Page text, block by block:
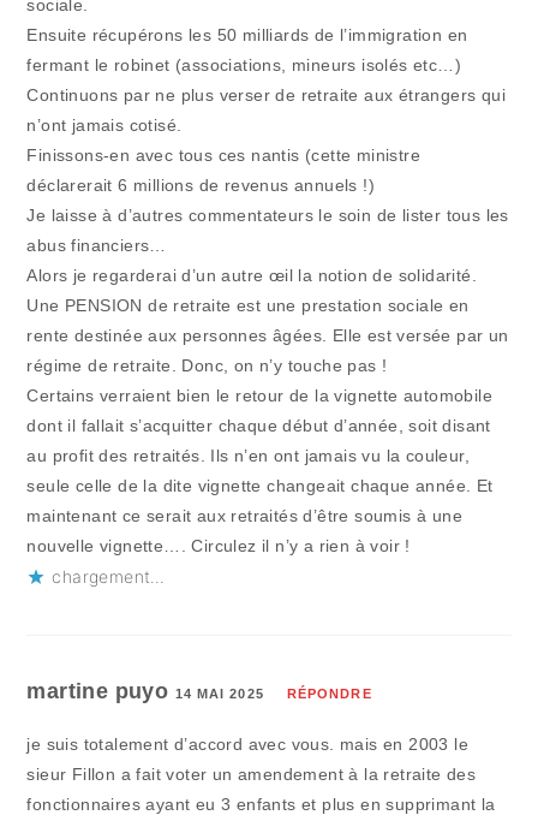
sociale.
Ensuite récupérons les 50 milliards de l’immigration en
fermant le robinet (associations, mineurs isolés etc…)
Continuons par ne plus verser de retraite aux étrangers qui
n’ont jamais cotisé.
Finissons-en avec tous ces nantis (cette ministre
déclarerait 6 millions de revenus annuels !)
Je laisse à d’autres commentateurs le soin de lister tous les
abus financiers…
Alors je regarderai d’un autre œil la notion de solidarité.
Une PENSION de retraite est une prestation sociale en
rente destinée aux personnes âgées. Elle est versée par un
régime de retraite. Donc, on n’y touche pas !
Certains verraient bien le retour de la vignette automobile
dont il fallait s’acquitter chaque début d’année, soit disant
au profit des retraités. Ils n’en ont jamais vu la couleur,
seule celle de la dite vignette changeait chaque année. Et
maintenant ce serait aux retraités d’être soumis à une
nouvelle vignette…. Circulez il n’y a rien à voir !
chargement…
martine puyo 14 MAI 2025 RÉPONDRE
je suis totalement d’accord avec vous. mais en 2003 le
sieur Fillon a fait voter un amendement à la retraite des
fonctionnaires ayant eu 3 enfants et plus en supprimant la